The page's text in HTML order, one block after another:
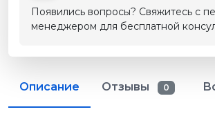
Появились вопросы? Свяжитесь с
менеджером для бесплатной
Описание Отзывы 0